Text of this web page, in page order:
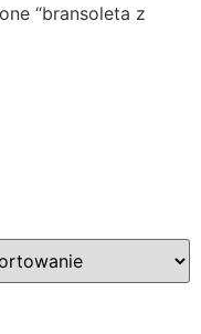
“bransoleta z